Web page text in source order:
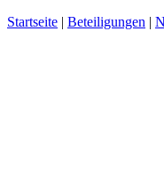
Startseite | Beteiligungen |